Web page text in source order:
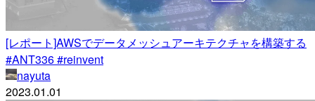
[レポート]AWSでデータメッシュアーキテクチャを構築する
#ANT336 #reinvent
nayuta
2023.01.01